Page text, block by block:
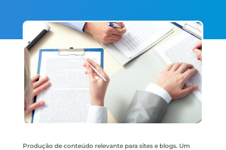
Produção de conteúdo relevante para sites e blogs. Um